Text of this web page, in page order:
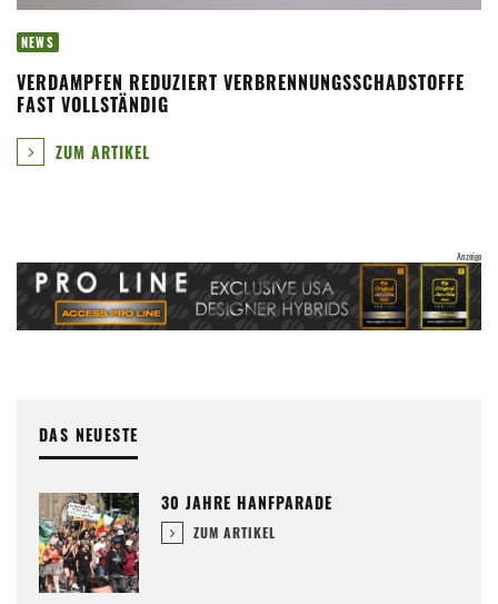
NEWS
VERDAMPFEN REDUZIERT VERBRENNUNGSSCHADSTOFFE
FAST VOLLSTÄNDIG
ZUM ARTIKEL
DAS NEUESTE
30 JAHRE HANFPARADE
ZUM ARTIKEL